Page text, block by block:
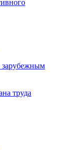
зарубежным
труда